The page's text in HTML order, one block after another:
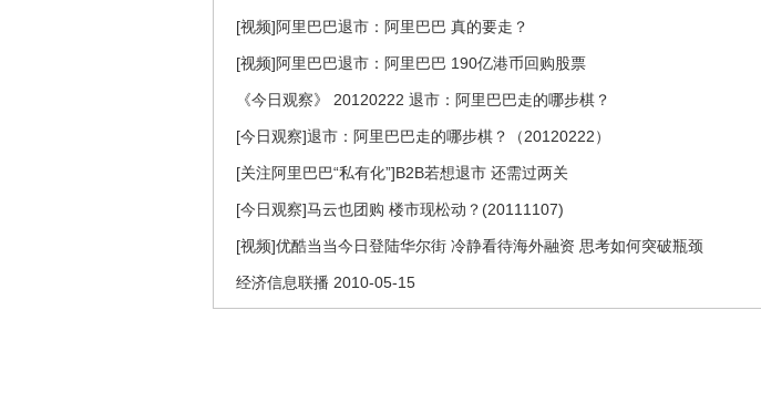
[视频]阿里巴巴退市：阿里巴巴 真的要走？
[视频]阿里巴巴退市：阿里巴巴 190亿港币回购股票
《今日观察》 20120222 退市：阿里巴巴走的哪步棋？
[今日观察]退市：阿里巴巴走的哪步棋？（20120222）
[关注阿里巴巴“私有化”]B2B若想退市 还需过两关
[今日观察]马云也团购 楼市现松动？(20111107)
[视频]优酷当当今日登陆华尔街 冷静看待海外融资 思考如何突破瓶颈
经济信息联播 2010-05-15